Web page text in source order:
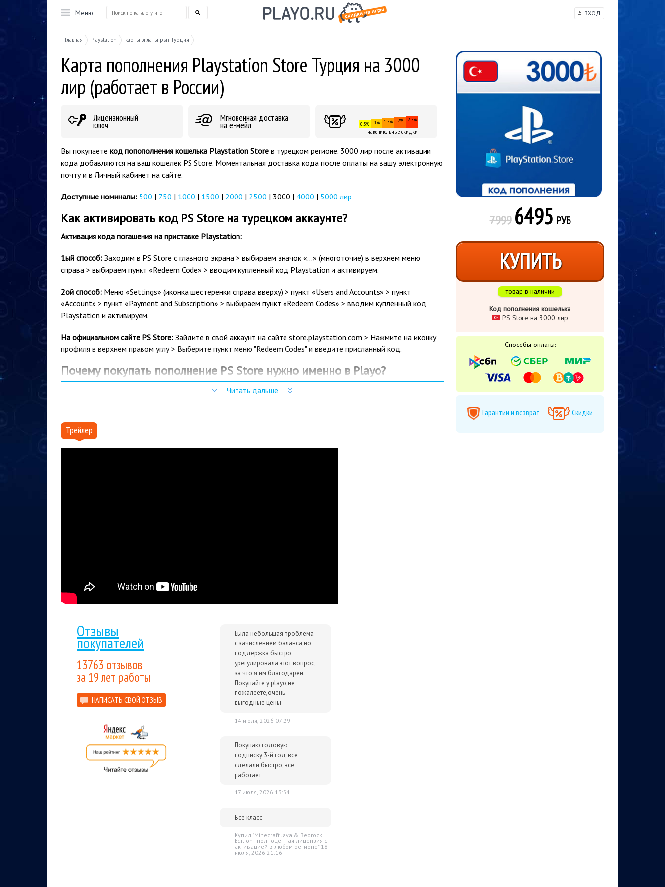
ВХОД
Меню
Главная Playstation карты оплаты psn Турция
Карта пополнения Playstation Store Турция на 3000
лир (работает в России)
Лицензионный
ключ
Мгновенная доставка
на е-мейл 0.5% 1% 1.5% 2% 2.5%
накопительные скидки
Вы покупаете код попополнения кошелька Playstation Store в турецком регионе. 3000 лир после активации
кода добавляются на ваш кошелек PS Store. Моментальная доставка кода после оплаты на вашу электронную
почту и в Личный кабинет на сайте.
Доступные номиналы: 500 | 750 | 1000 | 1500 | 2000 | 2500 | 3000 | 4000 | 5000 лир
Как активировать код PS Store на турецком аккаунте?
Активация кода погашения на приставке Playstation:
1ый способ: Заходим в PS Store с главного экрана > выбираем значок «…» (многоточие) в верхнем меню
справа > выбираем пункт «Redeem Code» > вводим купленный код Playstation и активируем.
2ой способ: Меню «Settings» (иконка шестеренки справа вверху) > пункт «Users and Accounts» > пункт
«Account» > пункт «Payment and Subscription» > выбираем пункт «Redeem Codes» > вводим купленный код
Playstation и активируем.
На официальном сайте PS Store: Зайдите в свой аккаунт на сайте store.playstation.com > Нажмите на иконку
профиля в верхнем правом углу > Выберите пункт меню "Redeem Codes" и введите присланный код.
Почему покупать пополнение PS Store нужно именно в Playo?
на рынке, тысячи проданных ключей и масса положительных отзывов.
Гарантия низкой цены.
Читать дальше
Трейлер
7999 6495 РУБ
КУПИТЬ
товар в наличии
Код пополнения кошелька
PS Store на 3000 лир
Способы оплаты:
Гарантии и возврат Скидки
Отзывы
покупателей
13763 отзывов
за 19 лет работы
НАПИСАТЬ СВОЙ ОТЗЫВ
Была небольшая проблема
с зачислением баланса,но
поддержка быстро
урегулировала этот вопрос,
за что я им благодарен.
Покупайте у playo,не
пожалеете,очень
выгодные цены
14 июля, 2026 07:29
Покупаю годовую
подписку 3-й год, все
сделали быстро, все
работает
17 июля, 2026 13:34
Все класс
Купил "Minecraft Java & Bedrock
Edition - полноценная лицензия c
активацией в любом регионе" 18
июля, 2026 21:16